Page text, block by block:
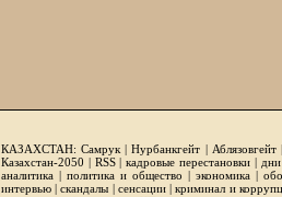
КАЗАХСТАН: Самрук |Нурбанкгейт | Аблязовгейт
Казахстан-2050 | RSS|кадровые перестановки|
аналитика | политика и общество | экономика |
интервью |скандалы | сенсации|криминал и